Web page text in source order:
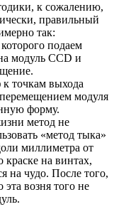
к сожалению,
правильный
так:
подаем
модуль CCD и
точкам выхода
модуля
форму.
метод не
«метод тыка»
миллиметра от
на винтах,
на чудо. После того,
возня того не